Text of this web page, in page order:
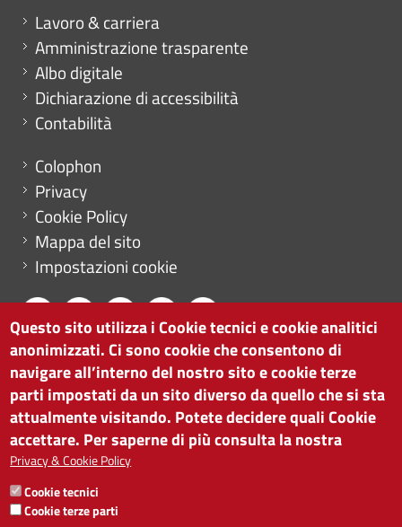
Mini menu di servizio
Lavoro & carriera
Amministrazione trasparente
Albo digitale
Dichiarazione di accessibilità
Contabilità
Menu footer
Colophon
Privacy
Cookie Policy
Mappa del sito
Impostazioni cookie
CAMERA DI COMMERCIO DI BOLZANO
via Alto Adige 60 | I-39100 Bolzano
tel. 0471 945 511 |info@camcom.bz.it
Partita IVA: 00376420212
ISTITUTO PER LA PROMOZIONE DELLO
SVILUPPO ECONOMICO
Partita IVA: 01716880214
Questo sito utilizza i Cookie tecnici e cookie analitici
anonimizzati. Ci sono cookie che consentono di
navigare all’interno del nostro sito e cookie terze
parti impostati da un sito diverso da quello che si sta
attualmente visitando. Potete decidere quali Cookie
accettare. Per saperne di più consulta la nostra
Privacy & Cookie Policy
Cookie tecnici
Cookie terze parti